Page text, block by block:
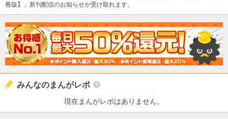
冊版】」新刊配信のお知らせが受け取れます。
みんなのまんがレポ
現在まんがレポはありません。